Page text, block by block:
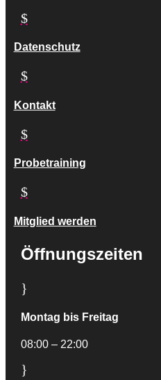
$
Datenschutz
$
Kontakt
$
Probetraining
$
Mitglied werden
Öffnungszeiten
}
Montag bis Freitag
08:00 – 22:00
}